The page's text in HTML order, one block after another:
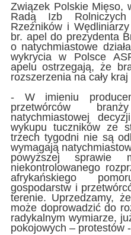
Związek Polskie Mięso,
Radą Izb Rolniczych
Rzeźników i
br. apel do prezydenta
o natychmiastowe
wykrycia w Polsce
apelu ostrzegają, że
rozszerzenia na cały
- W imieniu
przetwórców
natychmiastowej
wykupu tuczników ze
trzech tygodni nie są
wymagają
powyższej sprawie
niekontrolowanego
afrykańskiego
gospodarstw i
terenie. Uprzedzamy,
może doprowadzić do
radykalnym wymiarze,
pokojowych – protestów